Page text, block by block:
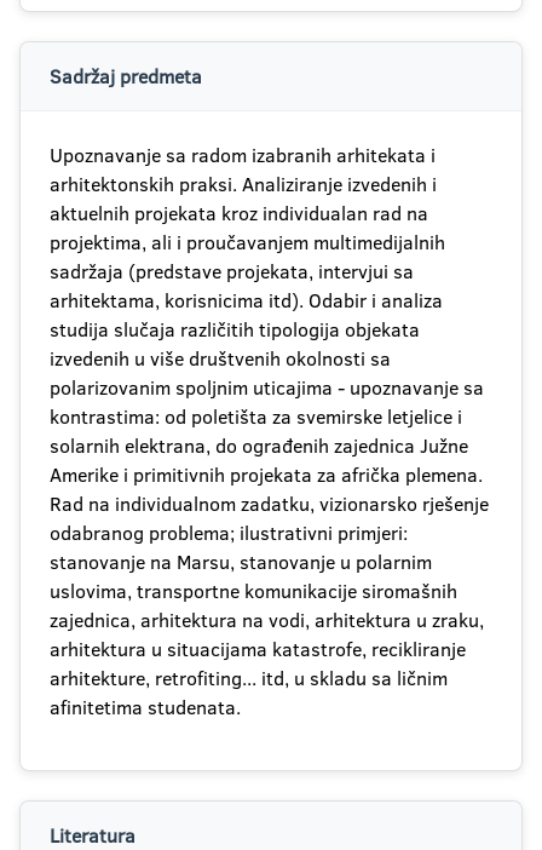
Sadržaj predmeta
Upoznavanje sa radom izabranih arhitekata i
arhitektonskih praksi. Analiziranje izvedenih i
aktuelnih projekata kroz individualan rad na
projektima, ali i proučavanjem multimedijalnih
sadržaja (predstave projekata, intervjui sa
arhitektama, korisnicima itd). Odabir i analiza
studija slučaja različitih tipologija objekata
izvedenih u više društvenih okolnosti sa
polarizovanim spoljnim uticajima - upoznavanje sa
kontrastima: od poletišta za svemirske letjelice i
solarnih elektrana, do ograđenih zajednica Južne
Amerike i primitivnih projekata za afrička plemena.
Rad na individualnom zadatku, vizionarsko rješenje
odabranog problema; ilustrativni primjeri:
stanovanje na Marsu, stanovanje u polarnim
uslovima, transportne komunikacije siromašnih
zajednica, arhitektura na vodi, arhitektura u zraku,
arhitektura u situacijama katastrofe, recikliranje
arhitekture, retrofiting... itd, u skladu sa ličnim
afinitetima studenata.
Literatura